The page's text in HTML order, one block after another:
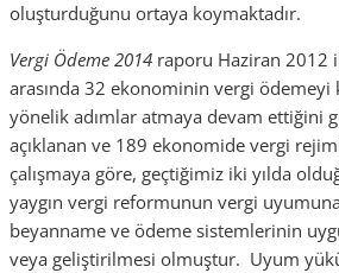
oluşturduğunu ortaya koymaktadır.
Vergi Ödeme 2014 raporu Haziran 2012
arasında 32 ekonominin vergi ödemeyi
yönelik adımlar atmaya devam ettiğini
açıklanan ve 189 ekonomide vergi
çalışmaya göre, geçtiğimiz iki yılda
yaygın vergi reformunun vergi
beyanname ve ödeme sistemlerinin
veya geliştirilmesi olmuştur. Uyum